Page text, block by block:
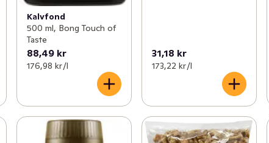
Kalvfond
500 ml, Bong Touch of
Taste
88,49 kr
176,98 kr /l
31,18 kr
173,22 kr /l